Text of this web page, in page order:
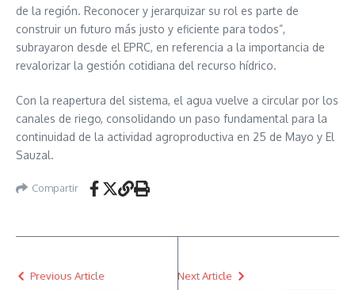
de la región. Reconocer y jerarquizar su rol es parte de
construir un futuro más justo y eficiente para todos”,
subrayaron desde el EPRC, en referencia a la importancia de
revalorizar la gestión cotidiana del recurso hídrico.
Con la reapertura del sistema, el agua vuelve a circular por los
canales de riego, consolidando un paso fundamental para la
continuidad de la actividad agroproductiva en 25 de Mayo y El
Sauzal.
Compartir
Previous Article Next Article